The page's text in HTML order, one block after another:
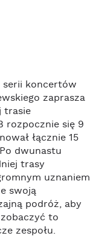
serii koncertów
zaprasza
trasie
rozpocznie się 9
łącznie 15
dwunastu
trasy
uznaniem
swoją
podróż, aby
to
zespołu.